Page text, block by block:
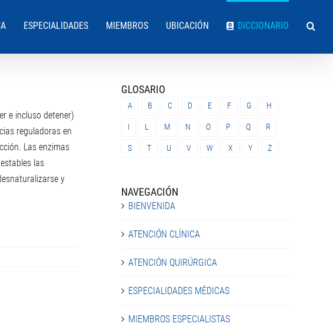
ESPECIALIDADES MIEMBROS UBICACIÓN DICCIONARIO
e incluso detener)
reguladoras en
Las enzimas
las
y
GLOSARIO
A B C D E F G H
I L M N O P Q R
S T U V W X Y Z
NAVEGACIÓN
BIENVENIDA
ATENCIÓN CLÍNICA
ATENCIÓN QUIRÚRGICA
ESPECIALIDADES MÉDICAS
MIEMBROS ESPECIALISTAS